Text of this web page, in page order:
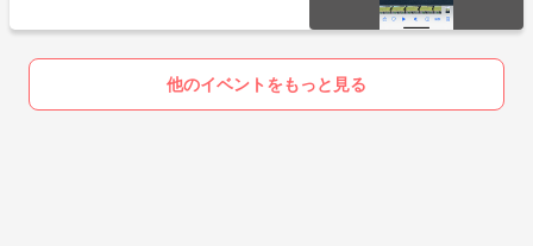
他のイベントをもっと見る